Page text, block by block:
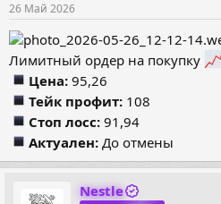
26 Май 2026
Лимитный ордер на покупку
Цена: 95,26
Тейк профит: 108
Стоп лосс: 91,94
Актуален: До отмены
Nestle